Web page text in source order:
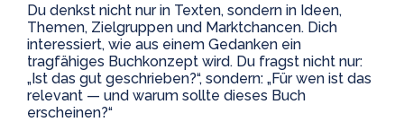
Du denkst nicht nur in Texten, sondern in Ideen,
Themen, Zielgruppen und Marktchancen. Dich
interessiert, wie aus einem Gedanken ein
tragfähiges Buchkonzept wird. Du fragst nicht nur:
„Ist das gut geschrieben?“, sondern: „Für wen ist das
relevant — und warum sollte dieses Buch
erscheinen?“